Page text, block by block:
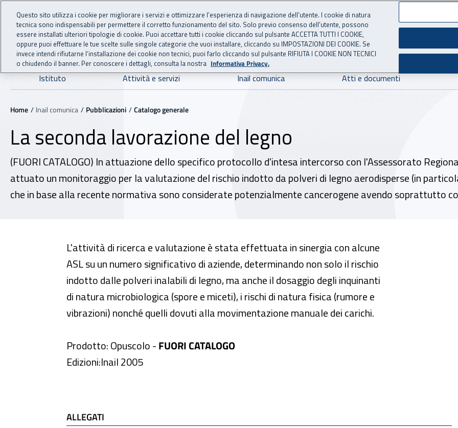
Vai al menu principale
Vai al contenuto principale
INAIL - Istituto Nazionale per l'Assicurazione
Navigazione principale
Istituto Attività e servizi Inail comunica Atti e documenti
Navigazione - Ti trovi in:
Home Inail comunica Pubblicazioni Catalogo generale
La seconda lavorazione del legno
(FUORI CATALOGO) In attuazione dello specifico protocollo d'intesa intercorso con l'Assessorato
attuato un monitoraggio per la valutazione del rischio indotto da polveri di legno aerodisperse (in
che in base alla recente normativa sono considerate potenzialmente cancerogene avendo soprattutto
L'attività di ricerca e valutazione è stata effettuata in sinergia con alcune
ASL su un numero significativo di aziende, determinando non solo il rischio
indotto dalle polveri inalabili di legno, ma anche il dosaggio degli inquinanti
di natura microbiologica (spore e miceti), i rischi di natura fisica (rumore e
vibrazioni) nonché quelli dovuti alla movimentazione manuale dei carichi.
Prodotto: Opuscolo -FUORI CATALOGO
Edizioni:Inail 2005
ALLEGATI
Questo sito utilizza i cookie per migliorare i servizi e ottimizzare l’esperienza di navigazione dell’utente. I cookie di natura
tecnica sono indispensabili per permettere il corretto funzionamento del sito. Solo previo consenso dell’utente, possono
essere installati ulteriori tipologie di cookie. Puoi accettare tutti i cookie cliccando sul pulsante ACCETTA TUTTI I COOKIE,
oppure puoi effettuare le tue scelte sulle singole categorie che vuoi installare, cliccando su IMPOSTAZIONI DEI COOKIE. Se
invece intendi rifiutarne l’installazione dei cookie non tecnici, puoi farlo cliccando sul pulsante RIFIUTA I COOKIE NON TECNICI
o chiudendo il banner. Per conoscere i dettagli, consulta la nostra Informativa Privacy.